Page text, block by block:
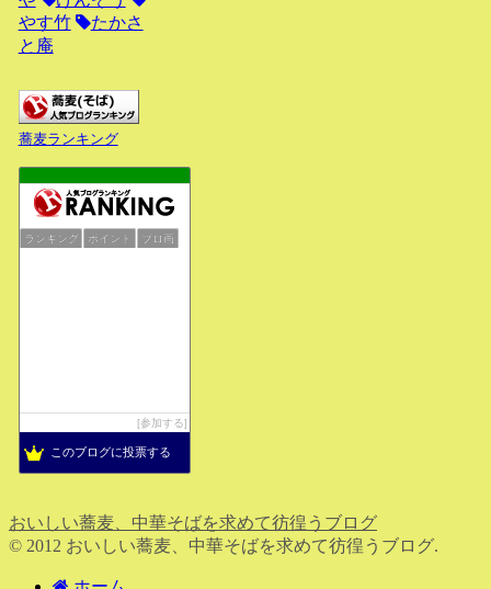
やす竹
たかさ
と庵
蕎麦ランキング
ランキング ポイント ブロ画
参加する
このブログに投票する
おいしい蕎麦、中華そばを求めて彷徨うブログ
© 2012 おいしい蕎麦、中華そばを求めて彷徨うブログ.